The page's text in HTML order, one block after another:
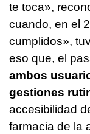
te toca»,
cuando, en el
cumplidos»,
eso que, el
ambos
gestiones
accesibilidad
farmacia de la